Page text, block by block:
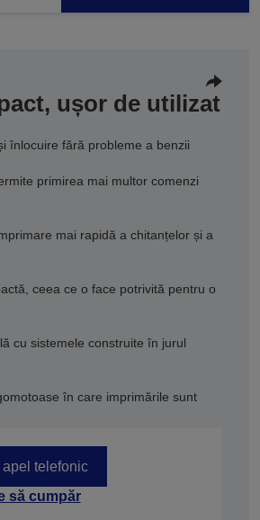
ușor de utilizat
înlocuire fără probleme a benzii
primirea mai multor comenzi
mai rapidă a chitanțelor și a
ceea ce o face potrivită pentru o
cu sistemele construite în jurul
în care imprimările sunt
telefonic
să cumpăr